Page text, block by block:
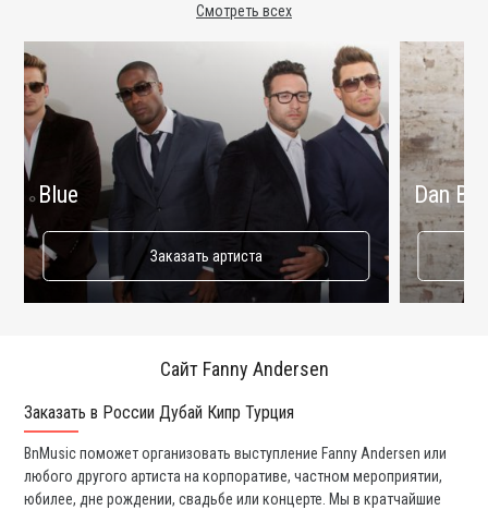
Смотреть всех
Blue
Заказать артиста
Dan
Сайт Fanny Andersen
Заказать в России Дубай Кипр Турция
BnMusic поможет организовать выступление Fanny Andersen или
любого другого артиста на корпоративе, частном мероприятии,
юбилее, дне рождении, свадьбе или концерте. Мы в кратчайшие